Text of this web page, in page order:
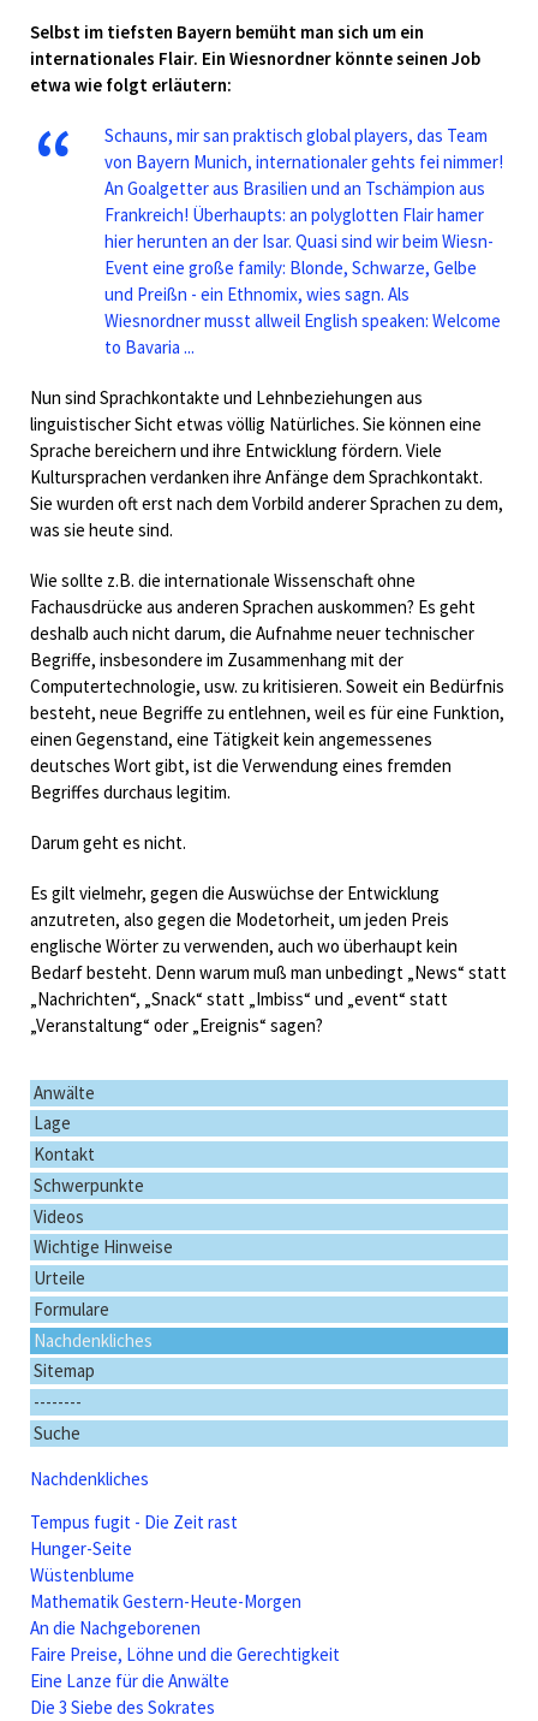
Selbst im tiefsten Bayern bemüht man sich um ein
internationales Flair. Ein Wiesnordner könnte seinen Job
etwa wie folgt erläutern:
Schauns, mir san praktisch global players, das Team
von Bayern Munich, internationaler gehts fei nimmer!
An Goalgetter aus Brasilien und an Tschämpion aus
Frankreich! Überhaupts: an polyglotten Flair hamer
hier herunten an der Isar. Quasi sind wir beim Wiesn-
Event eine große family: Blonde, Schwarze, Gelbe
und Preißn - ein Ethnomix, wies sagn. Als
Wiesnordner musst allweil English speaken: Welcome
to Bavaria ...
Nun sind Sprachkontakte und Lehnbeziehungen aus
linguistischer Sicht etwas völlig Natürliches. Sie können eine
Sprache bereichern und ihre Entwicklung fördern. Viele
Kultursprachen verdanken ihre Anfänge dem Sprachkontakt.
Sie wurden oft erst nach dem Vorbild anderer Sprachen zu dem,
was sie heute sind.
Wie sollte z.B. die internationale Wissenschaft ohne
Fachausdrücke aus anderen Sprachen auskommen? Es geht
deshalb auch nicht darum, die Aufnahme neuer technischer
Begriffe, insbesondere im Zusammenhang mit der
Computertechnologie, usw. zu kritisieren. Soweit ein Bedürfnis
besteht, neue Begriffe zu entlehnen, weil es für eine Funktion,
einen Gegenstand, eine Tätigkeit kein angemessenes
deutsches Wort gibt, ist die Verwendung eines fremden
Begriffes durchaus legitim.
Darum geht es nicht.
Es gilt vielmehr, gegen die Auswüchse der Entwicklung
anzutreten, also gegen die Modetorheit, um jeden Preis
englische Wörter zu verwenden, auch wo überhaupt kein
Bedarf besteht. Denn warum muß man unbedingt „News“ statt
„Nachrichten“, „Snack“ statt „Imbiss“ und „event“ statt
„Veranstaltung“ oder „Ereignis“ sagen?
Navigation
überspringen
Anwälte
Lage
Kontakt
Schwerpunkte
Videos
Wichtige Hinweise
Urteile
Formulare
Nachdenkliches
Sitemap
--------
Suche
Nachdenkliches
Tempus fugit - Die Zeit rast
Hunger-Seite
Wüstenblume
Mathematik Gestern-Heute-Morgen
An die Nachgeborenen
Faire Preise, Löhne und die Gerechtigkeit
Eine Lanze für die Anwälte
Die 3 Siebe des Sokrates